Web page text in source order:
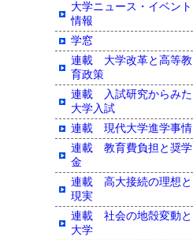
大学ニュース・イベント
情報
学窓
連載 大学改革と高等教
育政策
連載 入試研究からみた
大学入試
連載 現代大学進学事情
連載 教育費負担と奨学
金
連載 高大接続の理想と
現実
連載 社会の地殻変動と
大学